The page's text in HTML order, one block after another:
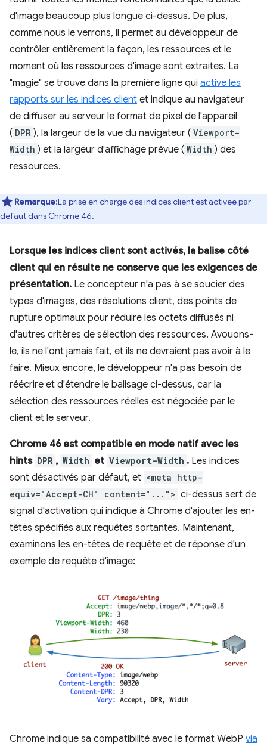
d'image beaucoup plus longue ci-dessus. De plus,
comme nous le verrons, il permet au développeur de
contrôler entièrement la façon, les ressources et le
moment où les ressources d'image sont extraites. La
"magie" se trouve dans la première ligne qui active les
rapports sur les indices client et indique au navigateur
de diffuser au serveur le format de pixel de l'appareil
( DPR ), la largeur de la vue du navigateur ( Viewport-
Width ) et la largeur d'affichage prévue ( Width ) des
ressources.
Remarque:La prise en charge des indices client est activée par
défaut dans Chrome 46.
Lorsque les indices client sont activés, la balise côté
client qui en résulte ne conserve que les exigences de
présentation. Le concepteur n'a pas à se soucier des
types d'images, des résolutions client, des points de
rupture optimaux pour réduire les octets diffusés ni
d'autres critères de sélection des ressources. Avouons-
le, ils ne l'ont jamais fait, et ils ne devraient pas avoir à le
faire. Mieux encore, le développeur n'a pas besoin de
réécrire et d'étendre le balisage ci-dessus, car la
sélection des ressources réelles est négociée par le
client et le serveur.
Chrome 46 est compatible en mode natif avec les
hints DPR , Width et Viewport-Width . Les indices
sont désactivés par défaut, et <meta http-
equiv="Accept-CH" content="..."> ci-dessus sert de
signal d'activation qui indique à Chrome d'ajouter les en-
têtes spécifiés aux requêtes sortantes. Maintenant,
examinons les en-têtes de requête et de réponse d'un
exemple de requête d'image:
Chrome indique sa compatibilité avec le format WebP via